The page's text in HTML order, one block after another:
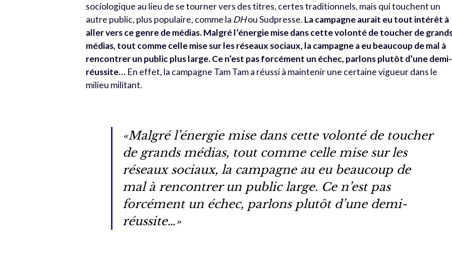
sociologique au lieu de se tourner vers des titres, certes traditionnels, mais qui touchent un
autre public, plus populaire, comme la DHou Sudpresse. La campagne aurait eu tout intérêt à
aller vers ce genre de médias. Malgré l’énergie mise dans cette volonté de toucher de
médias, tout comme celle mise sur les réseaux sociaux, la campagne a eu beaucoup de mal à
rencontrer un public plus large. Ce n’est pas forcément un échec, parlons plutôt d’une demi-
réussite… En effet, la campagne Tam Tam a réussi à maintenir une certaine vigueur dans le
milieu militant.
«Malgré l’énergie mise dans cette volonté de toucher
de grands médias, tout comme celle mise sur les
réseaux sociaux, la campagne au eu beaucoup de
mal à rencontrer un public large. Ce n’est pas
forcément un échec, parlons plutôt d’une demi-
réussite…»